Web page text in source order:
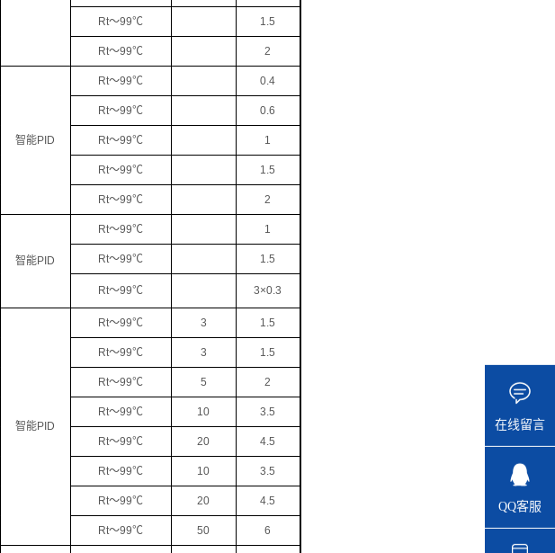
Rt～99℃ 1.5
Rt～99℃ 2
智能PID
Rt～99℃ 0.4
Rt～99℃ 0.6
Rt～99℃ 1
Rt～99℃ 1.5
Rt～99℃ 2
智能PID
Rt～99℃ 1
Rt～99℃ 1.5
Rt～99℃ 3×0.3
智能PID
Rt～99℃ 3 1.5
Rt～99℃ 3 1.5
Rt～99℃ 5 2
Rt～99℃ 10 3.5
Rt～99℃ 20 4.5
Rt～99℃ 10 3.5
Rt～99℃ 20 4.5
Rt～99℃ 50 6
在线留言
QQ客服